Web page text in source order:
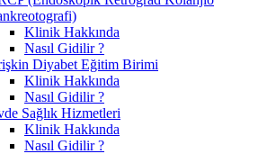
Klinik Hakkında
Nasıl Gidilir ?
Diyabet Eğitim Birimi
Klinik Hakkında
Nasıl Gidilir ?
Sağlık Hizmetleri
Klinik Hakkında
Nasıl Gidilir ?